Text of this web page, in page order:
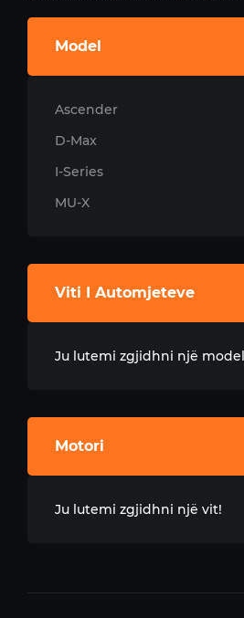
Model
Ascender
D-Max
I-Series
MU-X
Viti I Automjeteve
Ju lutemi zgjidhni një
Motori
Ju lutemi zgjidhni një vit!